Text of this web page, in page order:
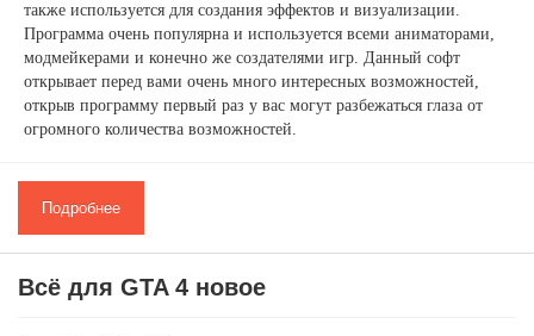
также используется для создания эффектов и визуализации.
Программа очень популярна и используется всеми аниматорами,
модмейкерами и конечно же создателями игр. Данный софт
открывает перед вами очень много интересных возможностей,
открыв программу первый раз у вас могут разбежаться глаза от
огромного количества возможностей.
Подробнее
Всё для GTA 4 новое